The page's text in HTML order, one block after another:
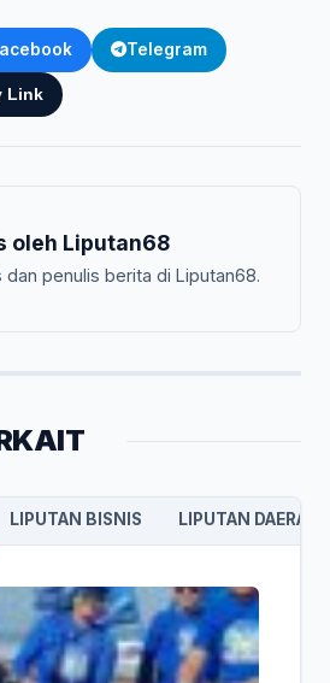
Telegram
Link
oleh Liputan68
dan penulis berita di Liputan68.
LIPUTAN BISNIS LIPUTAN DAERAH